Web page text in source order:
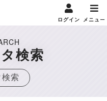
ログイン メニュー
検索
索